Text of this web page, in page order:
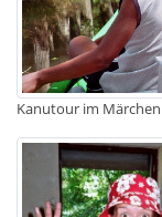
Kanutour im